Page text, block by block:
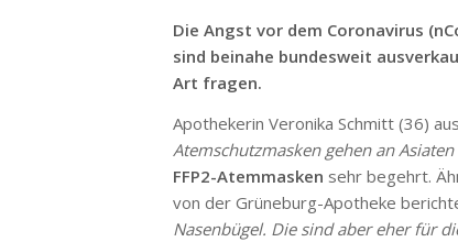
Die Angst vor dem Coronavirus
sind beinahe bundesweit
Art fragen.
Apothekerin Veronika Schmitt (36)
Atemschutzmasken gehen an
FFP2-Atemmasken sehr begehrt.
von der Grüneburg-Apotheke
Nasenbügel. Die sind aber eher für